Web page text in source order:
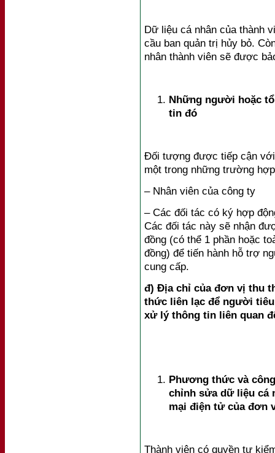
Dữ liệu cá nhân của thành
cầu ban quản trị hủy bỏ.
nhân thành viên sẽ được
Những người hoặc
tin đó
Đối tượng được tiếp cận với
một trong những trường
– Nhân viên của công ty
– Các đối tác có ký hợp
Các đối tác này sẽ nhận
đồng (có thể 1 phần hoặc
đồng) để tiến hành hỗ trợ
cung cấp.
đ) Địa chỉ của đơn vị thu
thức liên lạc để người
xử lý thông tin liên quan
Phương thức và
chỉnh sửa dữ liệu cá
mại điện tử của đơn
Thành viên có quyền tự